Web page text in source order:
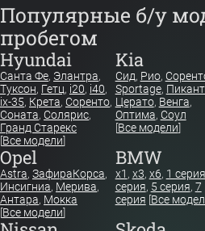
Популярные б/у
пробегом
Hyundai
Санта Фе, Элантра,
Туксон, Гетц, i20, i40,
ix-35, Крета, Соренто,
Соната, Солярис,
Гранд Старекс
[Все модели]
Kia
Сид, Рио,
Sportage,
Церато, Венга,
Оптима, Соул
[Все модели]
Opel
Astra, ЗафираКорса,
Инсигниа, Мерива,
Антара, Мокка
[Все модели]
BMW
x1 , x3, x6, 1 серия
серия, 5 серия, 7
серия [Все